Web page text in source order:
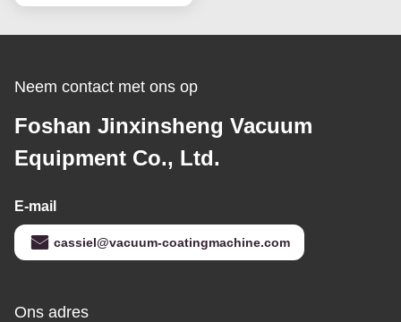
Neem contact met ons op
Foshan Jinxinsheng Vacuum
Equipment Co., Ltd.
E-mail
cassiel@vacuum-coatingmachine.com
Ons adres